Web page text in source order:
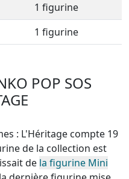
1 figurine
1 figurine
POP SOS
: L'Héritage compte 19
de la collection est
de la figurine Mini